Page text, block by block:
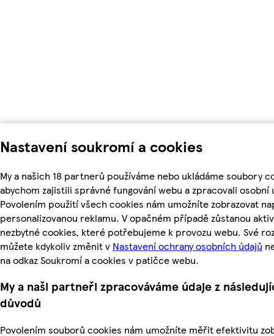
Nastavení soukromí a cookies
My a našich 18 partnerů používáme nebo ukládáme soubory
abychom zajistili správné fungování webu a zpracovali osobní
Povolením použití všech cookies nám umožníte zobrazovat
personalizovanou reklamu. V opačném případě zůstanou
nezbytné cookies, které potřebujeme k provozu webu. Své
můžete kdykoliv změnit v Nastavení ochrany osobních údajů
na odkaz Soukromí a cookies v patičce webu.
My a naši partneři zpracováváme údaje z
důvodů
Povolením souborů cookies nám umožníte měřit efektivitu